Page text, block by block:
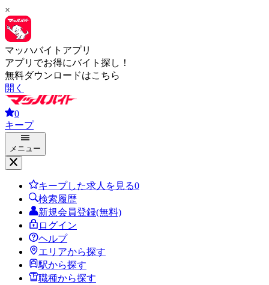
×
マッハバイトアプリ
アプリでお得にバイト探し！
無料ダウンロードはこちら
開く
0
キープ
メニュー
キープした求人を見る0
検索履歴
新規会員登録(無料)
ログイン
ヘルプ
エリアから探す
駅から探す
職種から探す